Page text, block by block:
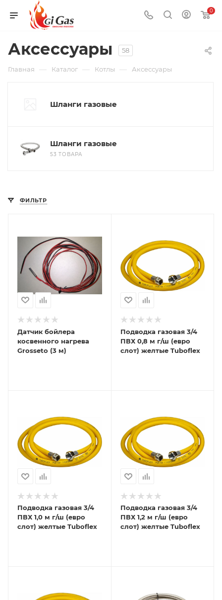
0
Аксессуары 58
Главная — Каталог — Котлы — Аксессуары
Шланги газовые
Шланги газовые
53 ТОВАРА
ФИЛЬТР
Датчик бойлера
косвенного нагрева
Grosseto (3 м)
Подводка газовая 3/4
ПВХ 0,8 м г/ш (евро
слот) желтые Tuboflex
Подводка газовая 3/4
ПВХ 1,0 м г/ш (евро
слот) желтые Tuboflex
Подводка газовая 3/4
ПВХ 1,2 м г/ш (евро
слот) желтые Tuboflex